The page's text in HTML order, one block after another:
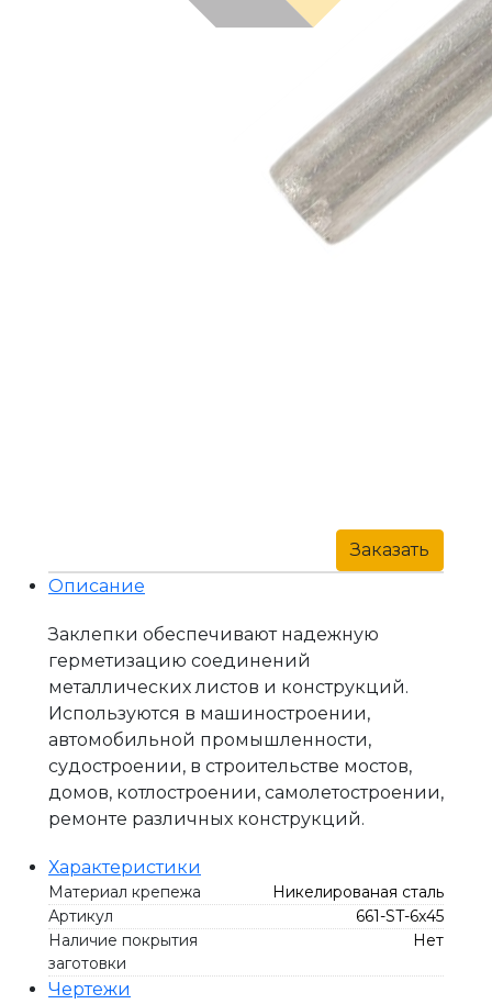
Заказать
Описание
Заклепки обеспечивают надежную
герметизацию соединений
металлических листов и конструкций.
Используются в машиностроении,
автомобильной промышленности,
судостроении, в строительстве мостов,
домов, котлостроении, самолетостроении,
ремонте различных конструкций.
Характеристики
Материал крепежа
Никелированая сталь
Артикул
661-ST-6x45
Наличие покрытия
заготовки
Нет
Чертежи